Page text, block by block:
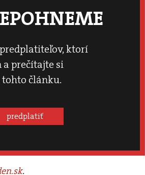
ktorí
a prečítajte si
článku.
predplatiť
.